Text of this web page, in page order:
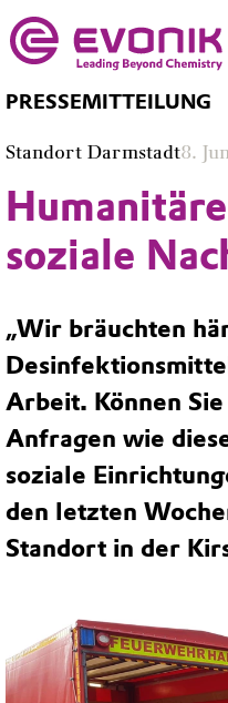
PRESSEMITTEILUNG
Standort Darmstadt8.
soziale
„Wir bräuchten
Arbeit. Können
Anfragen wie
soziale
den letzten
Standort in der